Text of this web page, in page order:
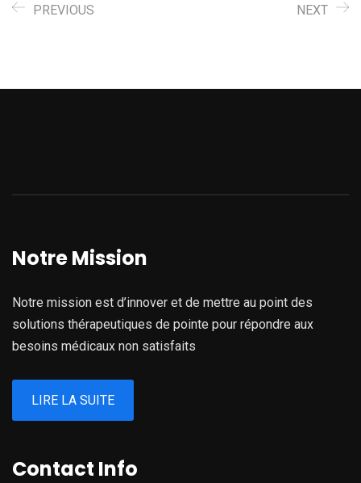
PREVIOUS NEXT
Notre Mission
Notre mission est d’innover et de mettre au point des
solutions thérapeutiques de pointe pour répondre aux
besoins médicaux non satisfaits
LIRE LA SUITE
Contact Info